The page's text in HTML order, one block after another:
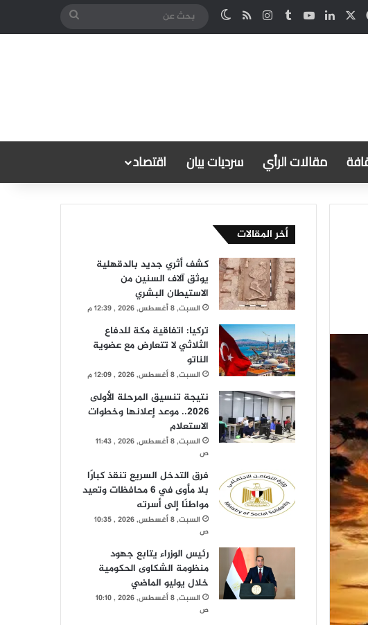
فيسبوك لينكدإن‫YouTube انستقرامملخص الموقع RSS
الوضع المظلم
مقالات الرأي سرديات بيان اقتصاد
أخر المقالات
كشف أثري جديد بالدقهلية
يوثق آلاف السنين من
الاستيطان البشري
السبت, 8 أغسطس, 2026 , 12:39 م
تركيا: اتفاقية مكة للدفاع
الثلاثي لا تتعارض مع عضوية
الناتو
السبت, 8 أغسطس, 2026 , 12:09 م
نتيجة تنسيق المرحلة الأولى
2026.. موعد إعلانها وخطوات
الاستعلام
السبت, 8 أغسطس, 2026 , 11:43
ص
فرق التدخل السريع تنقذ كبارًا
بلا مأوى في 6 محافظات وتعيد
مواطنًا إلى أسرته
السبت, 8 أغسطس, 2026 , 10:35
ص
رئيس الوزراء يتابع جهود
منظومة الشكاوى الحكومية
خلال يوليو الماضي
السبت, 8 أغسطس, 2026 , 10:10
ص